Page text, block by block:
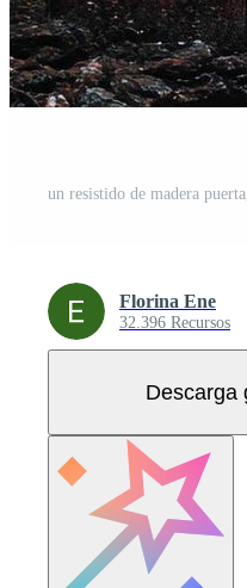
Florina Ene
32.396 Recursos
Descarga